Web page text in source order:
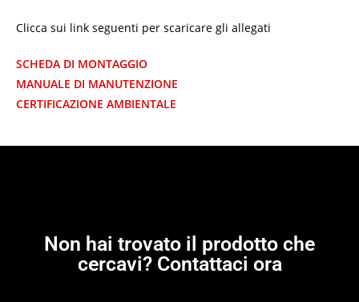
Clicca sui link seguenti per scaricare gli allegati
SCHEDA DI MONTAGGIO
MANUALE DI MANUTENZIONE
CERTIFICAZIONE AMBIENTALE
Non hai trovato il prodotto che
cercavi? Contattaci ora